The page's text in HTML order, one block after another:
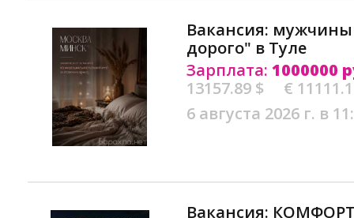
Вакансия:
дорого" в Туле
Зарплата: 1000000
13157.89 $
€
6 августа 2026 г. в
Вакансия: